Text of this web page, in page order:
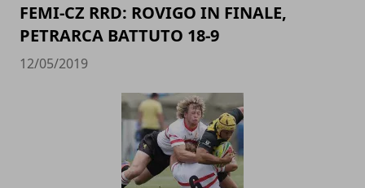
FEMI-CZ RRD: ROVIGO IN FINALE,
PETRARCA BATTUTO 18-9
12/05/2019